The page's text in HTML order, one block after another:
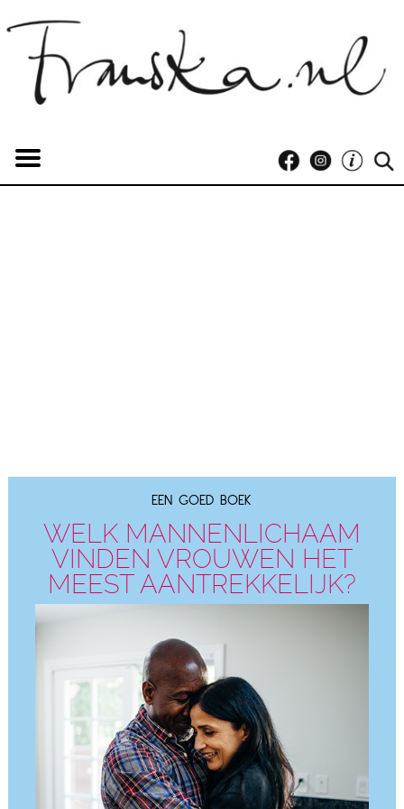
EEN GOED BOEK
WELK MANNENLICHAAM
VINDEN VROUWEN HET
MEEST AANTREKKELIJK?